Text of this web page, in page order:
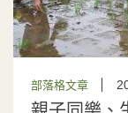
部落格文章